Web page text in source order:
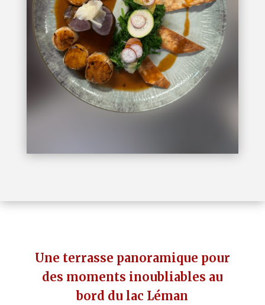
Une terrasse panoramique pour
des moments inoubliables au
bord du lac Léman